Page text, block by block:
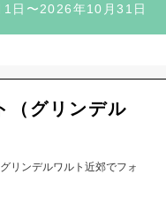
日〜2026年10月31日
（グリンデル
リンデルワルト近郊でフォ